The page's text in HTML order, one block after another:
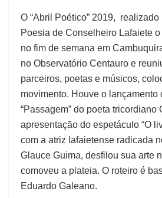
O “Abril Poético” 2019,
Poesia de Conselheiro Lafaiete
no fim de semana em
no Observatório Centauro e
parceiros, poetas e músicos,
movimento. Houve o lançamento
“Passagem” do poeta tricordiano
apresentação do espetáculo “O
com a atriz lafaietense radicada
Glauce Guima, desfilou sua arte
comoveu a plateia. O roteiro é
Eduardo Galeano.